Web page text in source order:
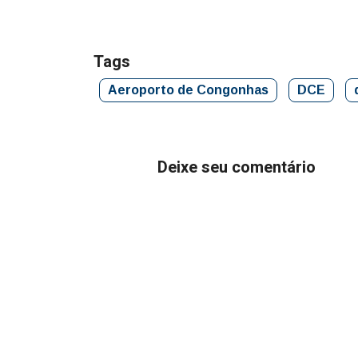
Tags
Aeroporto de Congonhas DCE
Deixe seu comentário